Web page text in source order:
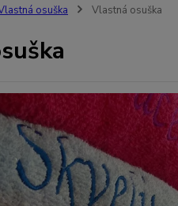
osuška Vlastná osuška